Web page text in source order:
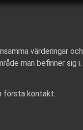
värderingar och
man befinner sig i.
första kontakt.